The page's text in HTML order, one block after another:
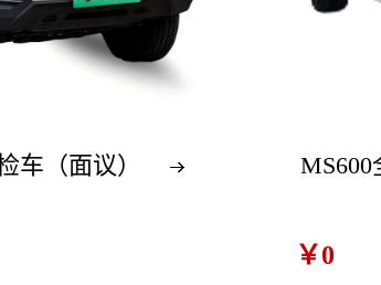
车（面议） MS600
￥0